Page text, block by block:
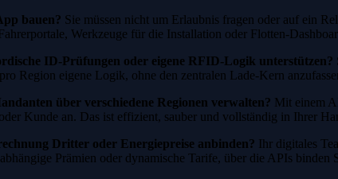
bauen? Sie müssen nicht um Erlaubnis fragen oder auf ein
Werkzeuge für die Installation oder Flotten-
ID-Prüfungen oder eigene RFID-Logik unterstützen?
Region eigene Logik, ohne den zentralen Lade-Kern
über verschiedene Regionen verwalten? Mit einem
Kunde an. Das ist effizient, sauber und vollständig in Ihrer
Dritter oder Energiepreise anbinden? Ihr digitales
Prämien oder dynamische Tarife, über die APIs binden